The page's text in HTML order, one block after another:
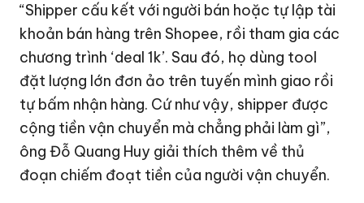
“Shipper cấu kết với người bán hoặc tự lập tài
khoản bán hàng trên Shopee, rồi tham gia các
chương trình ‘deal 1k’. Sau đó, họ dùng tool
đặt lượng lớn đơn ảo trên tuyến mình giao rồi
tự bấm nhận hàng. Cứ như vậy, shipper được
cộng tiền vận chuyển mà chẳng phải làm gì”,
ông Đỗ Quang Huy giải thích thêm về thủ
đoạn chiếm đoạt tiền của người vận chuyển.